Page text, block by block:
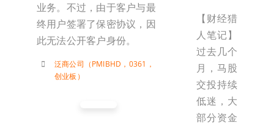
业务。不过，由于客户与最
终用户签署了保密协议，因
此无法公开客户身份。
泛商公司（PMIBHD，0361，
创业板）
【财经猎
人笔记】
过去几个
月，马股
交投持续
低迷，大
部分资金